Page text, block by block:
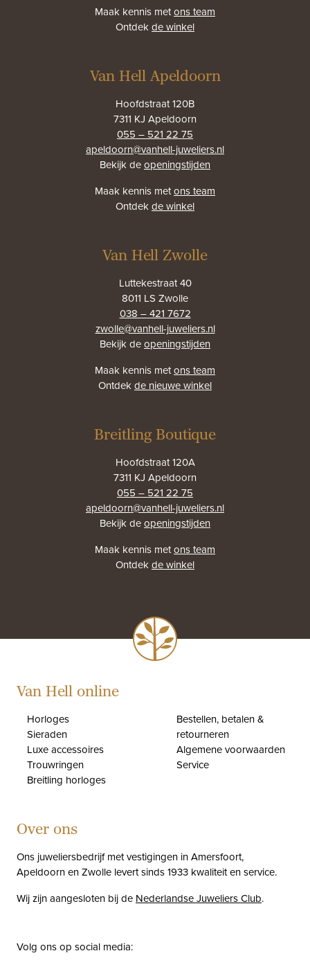
Maak kennis metons team
Ontdekde winkel
Van Hell Apeldoorn
Hoofdstraat 120B
7311 KJ Apeldoorn
055 – 521 22 75
apeldoorn@vanhell-juweliers.nl
Bekijk deopeningstijden
Maak kennis metons team
Ontdekde winkel
Van Hell Zwolle
Luttekestraat 40
8011 LS Zwolle
038 – 421 7672
zwolle@vanhell-juweliers.nl
Bekijk deopeningstijden
Maak kennis metons team
Ontdekde nieuwe winkel
Breitling Boutique
Hoofdstraat 120A
7311 KJ Apeldoorn
055 – 521 22 75
apeldoorn@vanhell-juweliers.nl
Bekijk deopeningstijden
Maak kennis metons team
Ontdekde winkel
Van Hell online
Horloges
Sieraden
Luxe accessoires
Trouwringen
Breitling horloges
Bestellen, betalen &
retourneren
Algemene voorwaarden
Service
Over ons
Ons juweliersbedrijf met vestigingen in Amersfoort,
Apeldoorn en Zwolle levert sinds 1933 kwaliteit en service.
Wij zijn aangesloten bij de Nederlandse Juweliers Club.
Volg ons op social media: